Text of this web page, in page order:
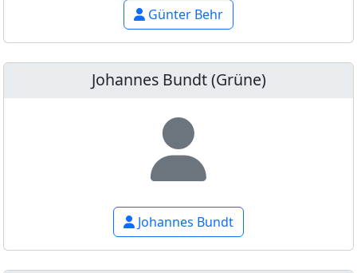
Günter Behr
Johannes Bundt (Grüne)
Johannes Bundt